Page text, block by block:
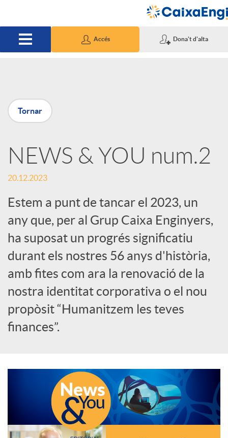
Accés Dona't d'alta
P
u
b
l
i
c
a
d
d
Tornar
NEWS & YOU num.2
20.12.2023
Estem a punt de tancar el 2023, un
any que, per al Grup Caixa Enginyers,
ha suposat un progrés significatiu
durant els nostres 56 anys d'història,
amb fites com ara la renovació de la
nostra identitat corporativa o el nou
propòsit “Humanitzem les teves
finances”.